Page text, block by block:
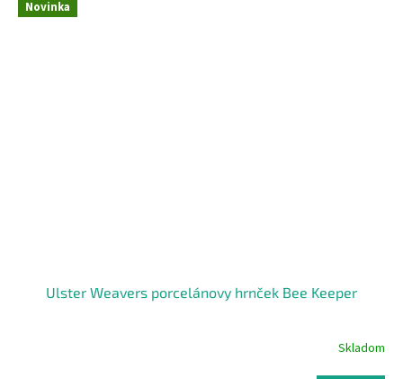
Novinka
Ulster Weavers porcelánovy hrnček Bee Keeper
Skladom